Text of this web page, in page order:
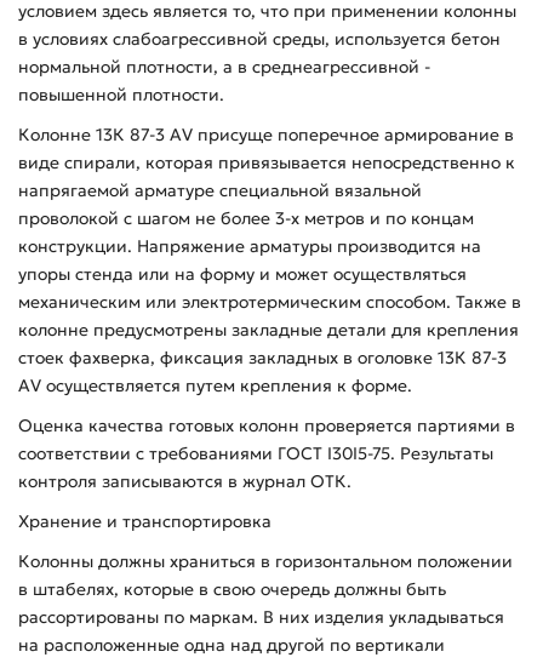
условием здесь является то, что при применении колонны
в условиях слабоагрессивной среды, используется бетон
нормальной плотности, а в среднеагрессивной -
повышенной плотности.
Колонне 13К 87-3 АV присуще поперечное армирование в
виде спирали, которая привязывается непосредственно к
напрягаемой арматуре специальной вязальной
проволокой с шагом не более 3-х метров и по концам
конструкции. Напряжение арматуры производится на
упоры стенда или на форму и может осуществляться
механическим или электротермическим способом. Также в
колонне предусмотрены закладные детали для крепления
стоек фахверка, фиксация закладных в оголовке 13К 87-3
АV осуществляется путем крепления к форме.
Оценка качества готовых колонн проверяется партиями в
соответствии с требованиями ГОСТ I30I5-75. Результаты
контроля записываются в журнал ОТК.
Хранение и транспортировка
Колонны должны храниться в горизонтальном положении
в штабелях, которые в свою очередь должны быть
рассортированы по маркам. В них изделия укладываться
на расположенные одна над другой по вертикали